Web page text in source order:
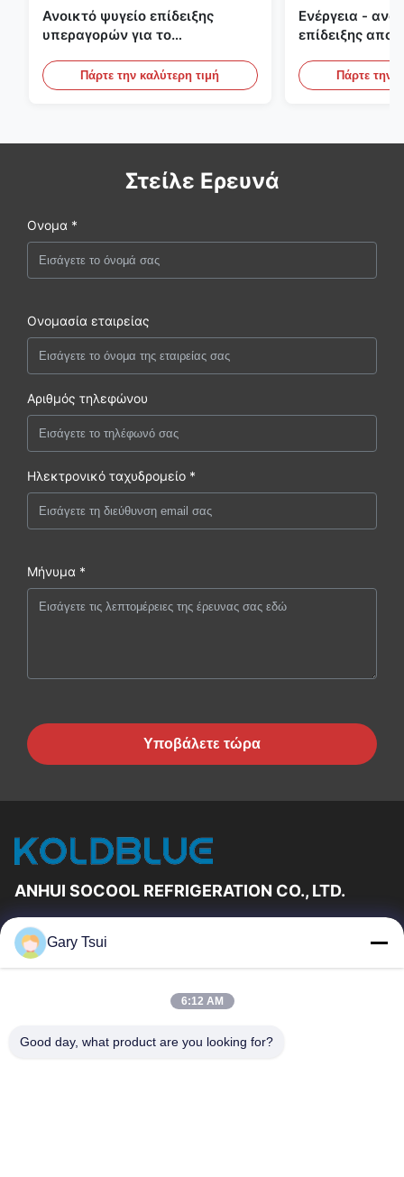
Ανοικτό ψυγείο επίδειξης
υπεραγορών για το
φωτισμό των οδηγήσεων
Πάρτε την καλύτερη τιμή
Ενέργεια -
επίδειξης
περιπτώσεις
Πάρτε την
Στείλε Ερευνά
Ονομα *
Ονομασία εταιρείας
Αριθμός τηλεφώνου
Ηλεκτρονικό ταχυδρομείο *
Μήνυμα *
Υποβάλετε τώρα
ANHUI SOCOOL REFRIGERATION CO., LTD.
Γρήγορες Συνδέσεις
Σπίτι
Περίπου Εμείς
Μας Ελάτε Σε Επαφή Με
Ζητήστε Ένα Απόσπασμα
Gary Tsui
6:12 AM
Good day, what product are you looking for?